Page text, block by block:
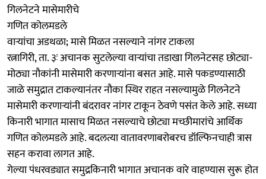
गिलनेटने मासेमारीचे
गणित कोलमडले
वाऱ्यांचा अडथळा; मासे मिळत नसल्याने नांगर टाकला
रत्नागिरी, ता. ३ः अचानक सुटलेल्या वाऱ्यांचा तडाखा गिलनेटसह छोट्या-
मोठ्या नौकांनी मासेमारी करणाऱ्यांना बसत आहे. मासे पकडण्यासाठी
जाळे समुद्रात टाकल्यानंतर नौका स्थिर राहत नसल्यामुळे गिलनेटने
मासेमारी करणाऱ्यांनी बंदरावर नांगर टाकून ठेवणे पसंत केले आहे. सध्या
किनारी भागात मासाच मिळत नसल्याचे छोट्या मच्छीमारांचे आर्थिक
गणित कोलमडले आहे. बदलत्या वातावरणाबरोबरच डॉल्फिनचाही त्रास
सहन करावा लागत आहे.
गेल्या पंधरवड्यात समुद्रकिनारी भागात अचानक वारे वाहण्यास सुरू होत